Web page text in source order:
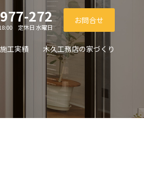
施工実績 木久工務店の家づくり
272
定休日 水曜日
お問合せ